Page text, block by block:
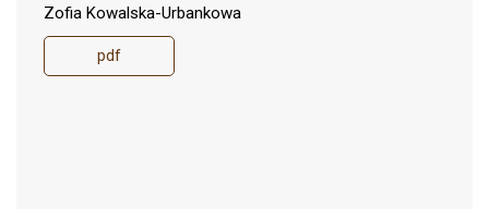
Zofia Kowalska-Urbankowa
pdf